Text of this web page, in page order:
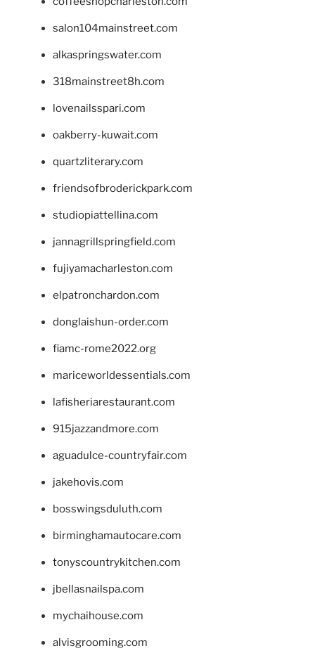
salon104mainstreet.com
alkaspringswater.com
318mainstreet8h.com
lovenailsspari.com
oakberry-kuwait.com
quartzliterary.com
friendsofbroderickpark.com
studiopiattellina.com
jannagrillspringfield.com
fujiyamacharleston.com
elpatronchardon.com
donglaishun-order.com
fiamc-rome2022.org
mariceworldessentials.com
lafisheriarestaurant.com
915jazzandmore.com
aguadulce-countryfair.com
jakehovis.com
bosswingsduluth.com
birminghamautocare.com
tonyscountrykitchen.com
jbellasnailspa.com
mychaihouse.com
alvisgrooming.com